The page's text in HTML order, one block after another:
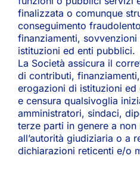
finalizzata o comunque
conseguimento
finanziamenti,
istituzioni ed enti pubblici.
La Società assicura il
di contributi,
erogazioni di istituzioni ed
e censura qualsivoglia
amministratori, sindaci,
terze parti in genere a
all’autorità giudiziaria o a
dichiarazioni reticenti e/o